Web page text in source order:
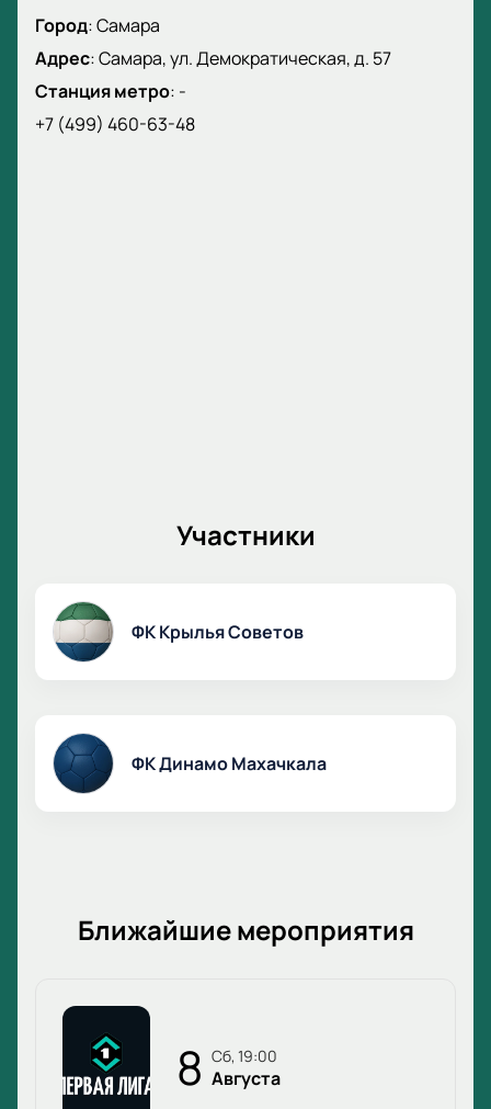
специальные условия.
Забронируйте билеты онлайн или по
телефону.
Менеджер подскажет лучшие места.
Цена зависит от выбранного сектора.
Город:Самара
Адрес:Самара, ул. Демократическая, д. 57
Станция метро: -
+7 (499) 460-63-48
Участники
ФК Крылья Советов
ФК Динамо Махачкала
Ближайшие мероприятия
8 сб, 19:00
Августа